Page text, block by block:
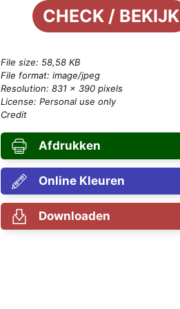
CHECK / BEKIJK
File size: 58,58 KB
File format: image/jpeg
Resolution: 831 × 390 pixels
License: Personal use only
Credit
Afdrukken
Online Kleuren
Downloaden